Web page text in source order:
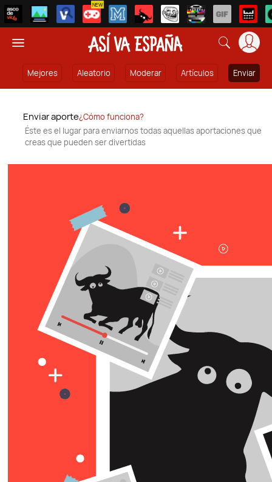
NEW
Mejores Aleatorio Moderar Artículos Enviar
Enviar aporte¿Cómo funciona?
Éste es el lugar para enviarnos todas aquellas aportaciones que
creas que pueden ser divertidas